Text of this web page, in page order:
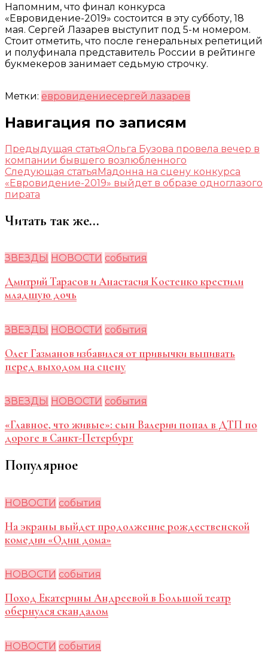
Напомним, что финал конкурса
«Евровидение-2019» состоится в эту субботу, 18
мая. Сергей Лазарев выступит под 5-м номером.
Стоит отметить, что после генеральных репетиций
и полуфинала представитель России в рейтинге
букмекеров занимает седьмую строчку.
Метки: евровидениесергей лазарев
Навигация по записям
Предыдущая статьяОльга Бузова провела вечер в
компании бывшего возлюбленного
Следующая статьяМадонна на сцену конкурса
«Евровидение-2019» выйдет в образе одноглазого
пирата
Читать так же...
ЗВЕЗДЫ НОВОСТИ события
Дмитрий Тарасов и Анастасия Костенко крестили
младшую дочь
ЗВЕЗДЫ НОВОСТИ события
Олег Газманов избавился от привычки выпивать
перед выходом на сцену
ЗВЕЗДЫ НОВОСТИ события
«Главное, что живые»: сын Валерии попал в ДТП по
дороге в Санкт-Петербург
Популярное
НОВОСТИ события
На экраны выйдет продолжение рождественской
комедии «Один дома»
НОВОСТИ события
Поход Екатерины Андреевой в Большой театр
обернулся скандалом
НОВОСТИ события